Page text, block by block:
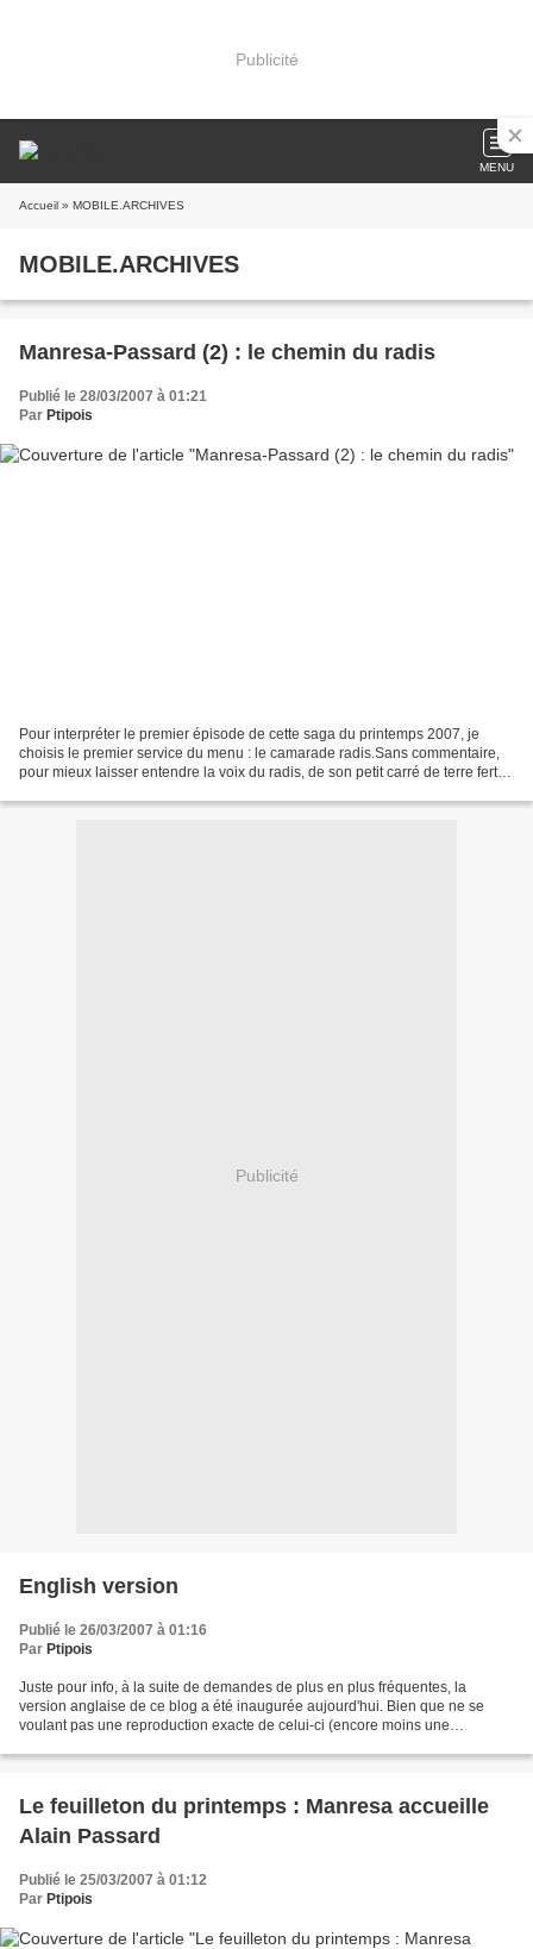
Publicité
MENU
Accueil » MOBILE.ARCHIVES
MOBILE.ARCHIVES
Manresa-Passard (2) : le chemin du radis
Publié le 28/03/2007 à 01:21
Par Ptipois
Pour interpréter le premier épisode de cette saga du printemps 2007, je
choisis le premier service du menu : le camarade radis.Sans commentaire,
pour mieux laisser entendre la voix du radis, de son petit carré de terre fertile
Publicité
English version
Publié le 26/03/2007 à 01:16
Par Ptipois
Juste pour info, à la suite de demandes de plus en plus fréquentes, la
version anglaise de ce blog a été inaugurée aujourd'hui. Bien que ne se
voulant pas une reproduction exacte de celui-ci (encore moins une
Le feuilleton du printemps : Manresa accueille
Alain Passard
Publié le 25/03/2007 à 01:12
Par Ptipois